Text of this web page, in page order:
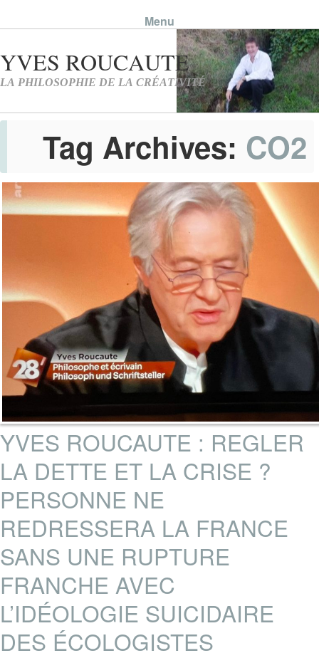
Menu
Skip to content
Tag Archives: CO2
YVES ROUCAUTE : REGLER
LA DETTE ET LA CRISE ?
PERSONNE NE
REDRESSERA LA FRANCE
SANS UNE RUPTURE
FRANCHE AVEC
L’IDÉOLOGIE SUICIDAIRE
DES ÉCOLOGISTES